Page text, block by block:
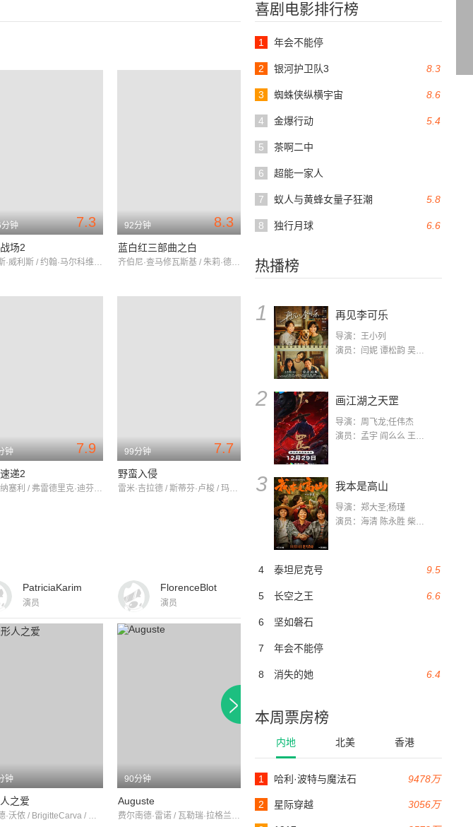
喜剧电影排行榜
1 年会不能停
8.3
2 银河护卫队3
8.6
3 蜘蛛侠纵横宇宙
5.4
4 金爆行动
5 茶啊二中
6 超能一家人
5.8
7 蚁人与黄蜂女量子狂潮
6.6
8 独行月球
热播榜
1 再见李可乐
导演：王小列
演员：闫妮 谭松韵 吴京 蒋龙 赵小棠 冯雷 李虎城 平安 小七 小可乐
2 画江湖之天罡
导演：周飞龙;任伟杰
演员：孟宇 阎么么 王凯 郭政建 阎萌萌 杨默 高枫 齐斯伽 刘芊含 马程
3 我本是高山
导演：郑大圣;杨瑾
演员：海清 陈永胜 柴烨 王玥婷 万国鹏 美朵达瓦 赵瑞婷 罗解艳 郭莉娜 潘家艳
9.5
4 泰坦尼克号
6.6
5 长空之王
6 坚如磐石
7 年会不能停
6.4
8 消失的她
本周票房榜
内地 北美 香港
9478万
1 哈利·波特与魔法石
3056万
2 星际穿越
7.3
钟
场2
布鲁斯·威利斯 / 约翰·马尔科维奇 / 玛丽-露易丝·帕克
8.3
92分钟
蓝白红三部曲之白
齐伯尼·查马修瓦斯基 / 朱莉·德尔佩 / 雅努什·加约斯
7.9
钟
递2
萨米·纳塞利 / 弗雷德里克·迪芬塔尔 / 玛丽昂·歌迪亚
7.7
99分钟
野蛮入侵
雷米·吉拉德 / 斯蒂芬·卢梭 / 玛丽-乔西·克罗兹
PatriciaKarim
演员
FlorenceBlot
演员
钟
之爱
霍华德·沃侬 / BrigitteCarva / 费尔南多·桑乔
90分钟
Auguste
费尔南德·雷诺 / 瓦勒瑞·拉格兰 / 让·普瓦雷
88分钟
lesimpures
92分钟
fernandclochard